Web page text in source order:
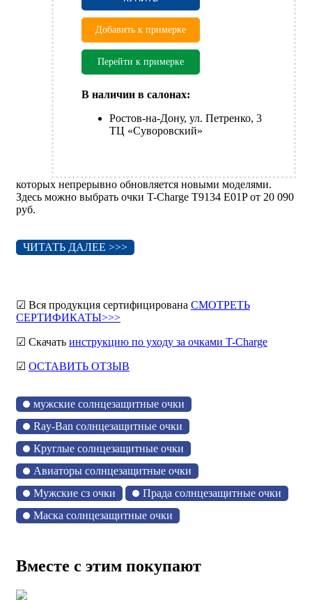
Добавить к примерке
Перейти к примерке
В наличии в салонах:
Ростов-на-Дону, ул. Петренко, 3
ТЦ «Суворовский»
которых непрерывно обновляется новыми моделями.
Здесь можно выбрать очки T-Charge T9134 E01P от 20 090
руб.
ЧИТАТЬ ДАЛЕЕ >>>
☑ Вся продукция сертифицирована СМОТРЕТЬ
СЕРТИФИКАТЫ>>>
☑ Скачать инструкцию по уходу за очками T-Charge
☑ ОСТАВИТЬ ОТЗЫВ
мужские солнцезащитные очки
Ray-Ban солнцезащитные очки
Круглые солнцезащитные очки
Авиаторы солнцезащитные очки
Мужские сз очки
Прада солнцезащитные очки
Маска солнцезащитные очки
Вместе с этим покупают